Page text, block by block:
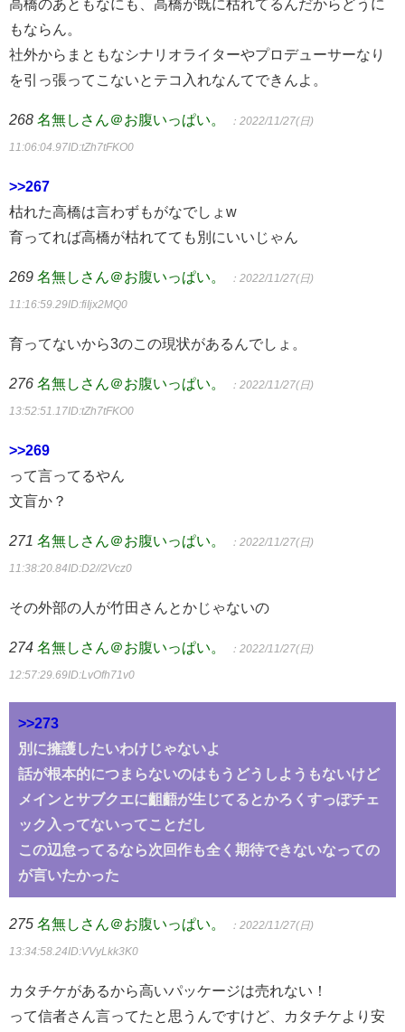
高橋のあともなにも、高橋が既に枯れてるんだからどうに
もならん。
社外からまともなシナリオライターやプロデューサーなり
を引っ張ってこないとテコ入れなんてできんよ。
268 名無しさん＠お腹いっぱい。 ：2022/11/27(日)
11:06:04.97ID:tZh7tFKO0
>>267
枯れた高橋は言わずもがなでしょw
育ってれば高橋が枯れてても別にいいじゃん
269 名無しさん＠お腹いっぱい。 ：2022/11/27(日)
11:16:59.29ID:fiIjx2MQ0
育ってないから3のこの現状があるんでしょ。
276 名無しさん＠お腹いっぱい。 ：2022/11/27(日)
13:52:51.17ID:tZh7tFKO0
>>269
って言ってるやん
文盲か？
271 名無しさん＠お腹いっぱい。 ：2022/11/27(日)
11:38:20.84ID:D2//2Vcz0
その外部の人が竹田さんとかじゃないの
274 名無しさん＠お腹いっぱい。 ：2022/11/27(日)
12:57:29.69ID:LvOfh71v0
>>273
別に擁護したいわけじゃないよ
話が根本的につまらないのはもうどうしようもないけど
メインとサブクエに齟齬が生じてるとかろくすっぽチェ
ック入ってないってことだし
この辺怠ってるなら次回作も全く期待できないなっての
が言いたかった
275 名無しさん＠お腹いっぱい。 ：2022/11/27(日)
13:34:58.24ID:VVyLkk3K0
カタチケがあるから高いパッケージは売れない！
って信者さん言ってたと思うんですけど、カタチケより安